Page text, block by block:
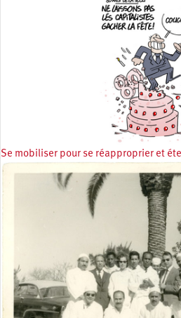
Se mobiliser pour se réapproprier et